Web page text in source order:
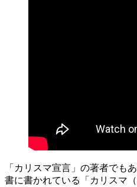
「カリスマ宣言」の著者でも
書に書かれている「カリスマ